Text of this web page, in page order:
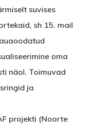
suvises
sh 15. mail
oma
näol. Toimuvad
ja
projekti (Noorte